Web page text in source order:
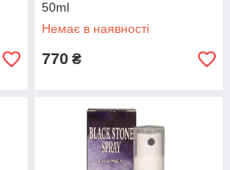
50ml
Немає в наявності
770 ₴